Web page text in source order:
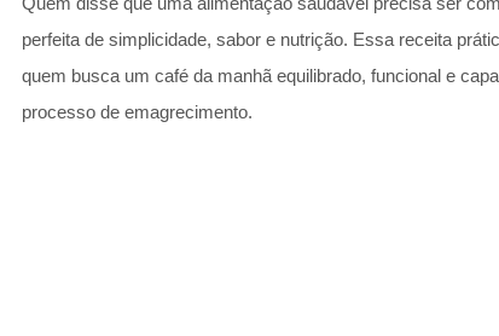
perfeita de simplicidade, sabor e nutrição. Essa receita
quem busca um café da manhã equilibrado, funcional e
processo de emagrecimento.